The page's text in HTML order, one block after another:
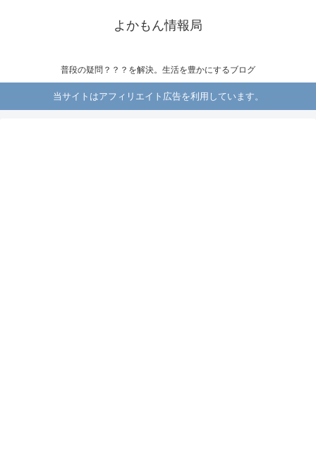
よかもん情報局
普段の疑問？？？を解決。生活を豊かにするブログ
当サイトはアフィリエイト広告を利用しています。